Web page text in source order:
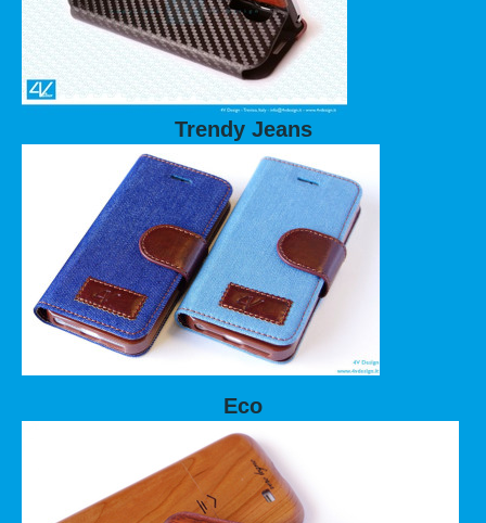
Trendy Jeans
Eco